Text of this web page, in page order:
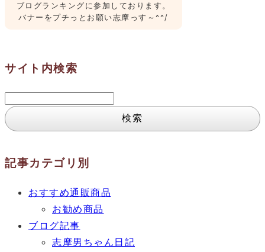
ブログランキングに参加しております。
バナーをプチっとお願い志摩っす～^^/
サイト内検索
検
索:
記事カテゴリ別
おすすめ通販商品
お勧め商品
ブログ記事
志摩男ちゃん日記